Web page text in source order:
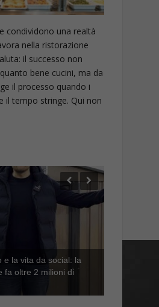
condividono una realtà
nella ristorazione
il successo non
bene cucini, ma da
il processo quando i
il tempo stringe. Qui non
e la vita da social: la
fa oltre 2 milioni di